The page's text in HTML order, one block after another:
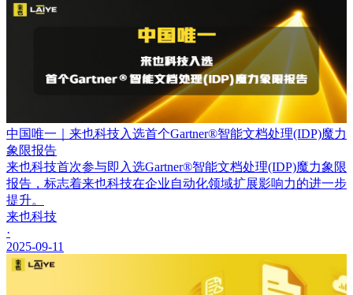
中国唯一｜来也科技入选首个Gartner®智能文档处理(IDP)魔力
象限报告
来也科技首次参与即入选Gartner®智能文档处理(IDP)魔力象限
报告，标志着来也科技在企业自动化领域扩展影响力的进一步
提升。
来也科技
·
2025-09-11